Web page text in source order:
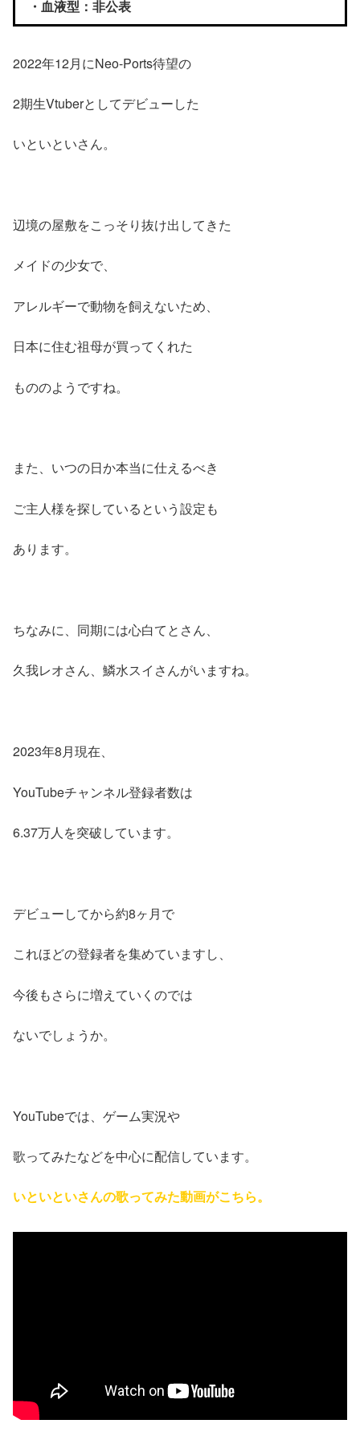
・血液型：非公表
2022年12月にNeo-Ports待望の
2期生Vtuberとしてデビューした
いといといさん。
辺境の屋敷をこっそり抜け出してきた
メイドの少女で、
アレルギーで動物を飼えないため、
日本に住む祖母が買ってくれた
もののようですね。
また、いつの日か本当に仕えるべき
ご主人様を探しているという設定も
あります。
ちなみに、同期には心白てとさん、
久我レオさん、鱗水スイさんがいますね。
2023年8月現在、
YouTubeチャンネル登録者数は
6.37万人を突破しています。
デビューしてから約8ヶ月で
これほどの登録者を集めていますし、
今後もさらに増えていくのでは
ないでしょうか。
YouTubeでは、ゲーム実況や
歌ってみたなどを中心に配信しています。
いといといさんの歌ってみた動画がこちら。